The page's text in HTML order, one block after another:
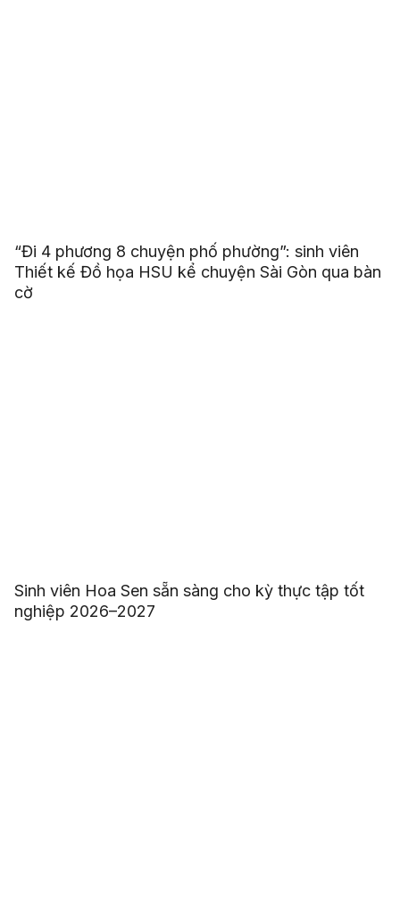
“Đi 4 phương 8 chuyện phố phường”: sinh viên
Thiết kế Đồ họa HSU kể chuyện Sài Gòn qua bàn
cờ
Sinh viên Hoa Sen sẵn sàng cho kỳ thực tập tốt
nghiệp 2026–2027